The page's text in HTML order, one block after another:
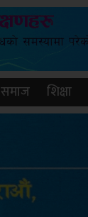
समाज शिक्षा